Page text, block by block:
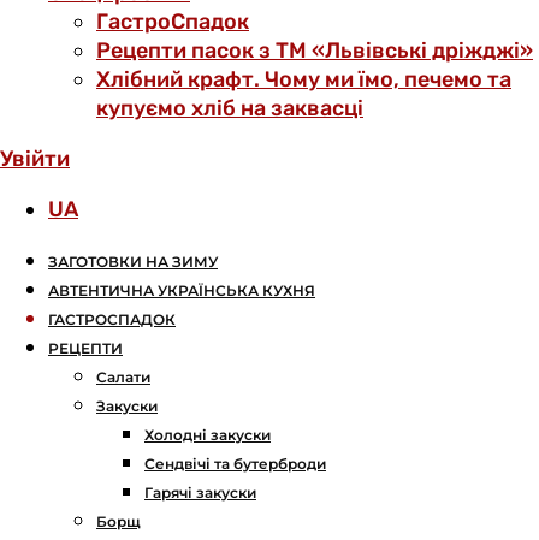
ГастроСпадок
Рецепти пасок з ТМ «Львівські дріжджі»
Хлібний крафт. Чому ми їмо, печемо та
купуємо хліб на заквасці
Увійти
UA
ЗАГОТОВКИ НА ЗИМУ
АВТЕНТИЧНА УКРАЇНСЬКА КУХНЯ
ГАСТРОСПАДОК
РЕЦЕПТИ
Салати
Закуски
Холодні закуски
Сендвічі та бутерброди
Гарячі закуски
Борщ